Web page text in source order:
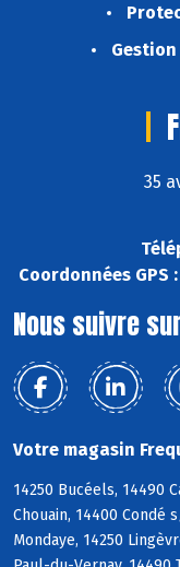
35
Coordonnées GPS :
Nous suivre
Votre magasin
14250 Bucéels, 14490
Chouain, 14400 Condé
Mondaye, 14250